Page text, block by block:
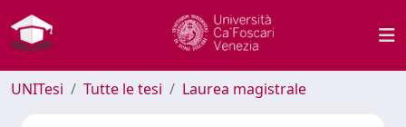
UNITesi Tutte le tesi Laurea magistrale